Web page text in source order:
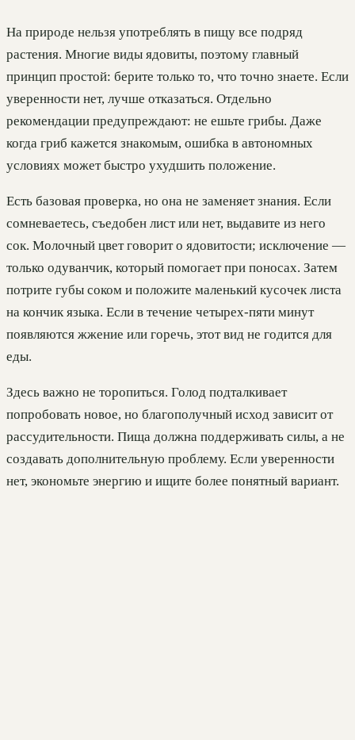
На природе нельзя употреблять в пищу все подряд
растения. Многие виды ядовиты, поэтому главный
принцип простой: берите только то, что точно знаете. Если
уверенности нет, лучше отказаться. Отдельно
рекомендации предупреждают: не ешьте грибы. Даже
когда гриб кажется знакомым, ошибка в автономных
условиях может быстро ухудшить положение.
Есть базовая проверка, но она не заменяет знания. Если
сомневаетесь, съедобен лист или нет, выдавите из него
сок. Молочный цвет говорит о ядовитости; исключение —
только одуванчик, который помогает при поносах. Затем
потрите губы соком и положите маленький кусочек листа
на кончик языка. Если в течение четырех-пяти минут
появляются жжение или горечь, этот вид не годится для
еды.
Здесь важно не торопиться. Голод подталкивает
попробовать новое, но благополучный исход зависит от
рассудительности. Пища должна поддерживать силы, а не
создавать дополнительную проблему. Если уверенности
нет, экономьте энергию и ищите более понятный вариант.